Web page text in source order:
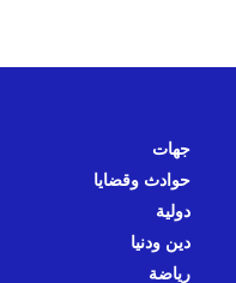
جهات
حوادث وقضايا
دولية
دين ودنيا
رياضة